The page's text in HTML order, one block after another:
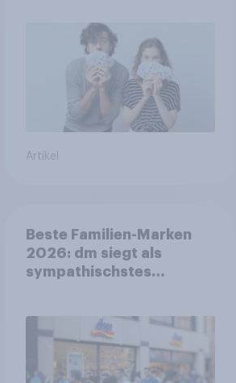
Artikel
Beste Familien-Marken
2026: dm siegt als
sympathischstes